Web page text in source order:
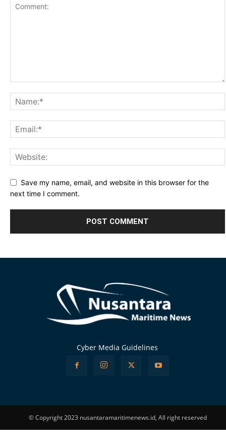
Save my name, email, and website in this browser for the
next time I comment.
Cyber Media Guidelines
© Copyright 2023 nusantaramaritimenews.id, All right reserved